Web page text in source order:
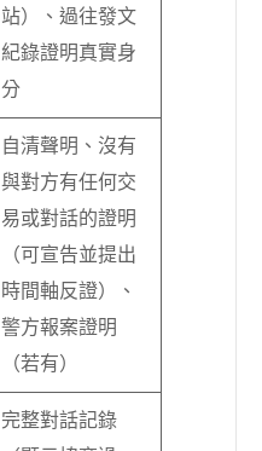
站）、過往發文
紀錄證明真實身
分
自清聲明、沒有
與對方有任何交
易或對話的證明
（可宣告並提出
時間軸反證）、
警方報案證明
（若有）
完整對話記錄